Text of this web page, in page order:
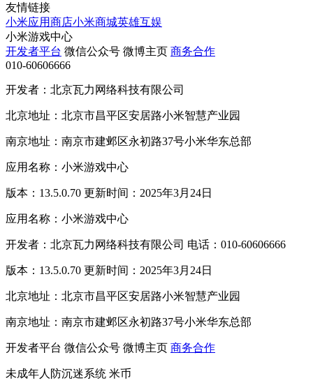
友情链接
小米应用商店小米商城英雄互娱
小米游戏中心
开发者平台 微信公众号 微博主页 商务合作
010-60606666
开发者：北京瓦力网络科技有限公司
北京地址：北京市昌平区安居路小米智慧产业园
南京地址：南京市建邺区永初路37号小米华东总部
应用名称：小米游戏中心
版本：13.5.0.70 更新时间：2025年3月24日
应用名称：小米游戏中心
开发者：北京瓦力网络科技有限公司 电话：010-60606666
版本：13.5.0.70 更新时间：2025年3月24日
北京地址：北京市昌平区安居路小米智慧产业园
南京地址：南京市建邺区永初路37号小米华东总部
开发者平台 微信公众号 微博主页 商务合作
未成年人防沉迷系统 米币